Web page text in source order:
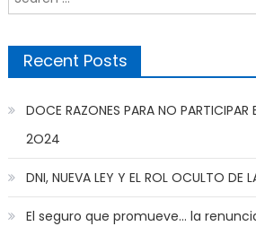
for:
Recent Posts
DOCE RAZONES PARA NO PARTICIPAR
2O24
DNI, NUEVA LEY Y EL ROL OCULTO DE
El seguro que promueve… la